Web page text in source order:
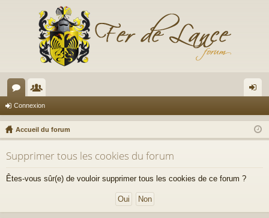
or
u
m
s
e
m
br
es
ne
xi
Connexion
Accueil du forum
Supprimer tous les cookies du forum
Êtes-vous sûr(e) de vouloir supprimer tous les cookies de ce forum ?